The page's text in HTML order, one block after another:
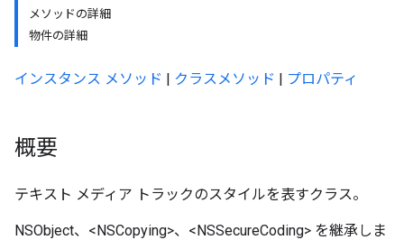
メソッドの詳細
物件の詳細
インスタンス メソッド | クラスメソッド | プロパティ
概要
テキスト メディア トラックのスタイルを表すクラス。
NSObject、<NSCopying>、<NSSecureCoding> を継承しま